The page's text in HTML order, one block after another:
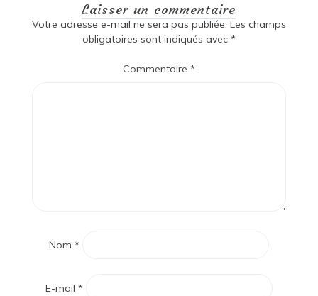
Laisser un commentaire
Votre adresse e-mail ne sera pas publiée. Les champs
obligatoires sont indiqués avec *
Commentaire *
Nom *
E-mail *